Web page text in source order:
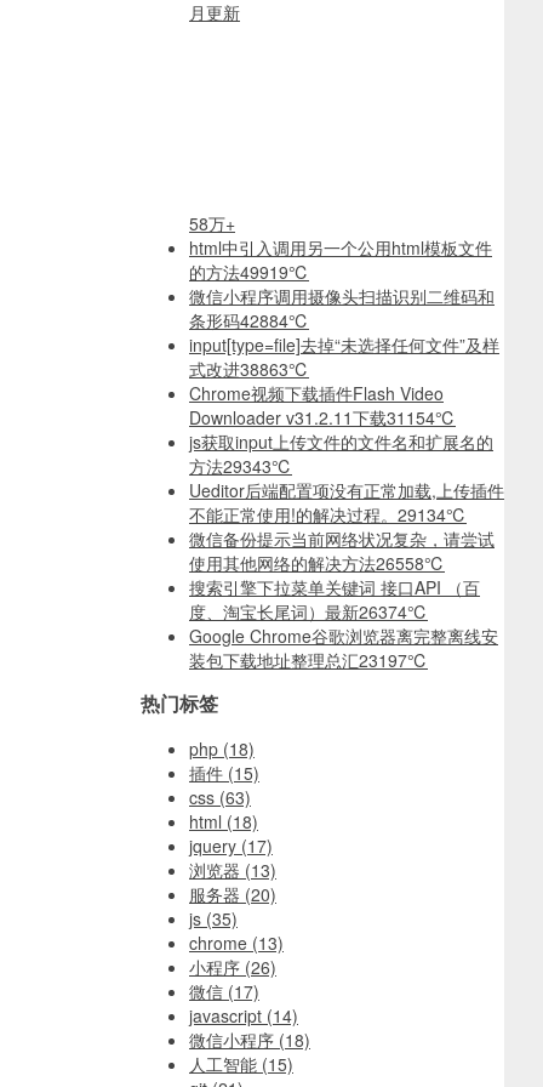
月更新
58万+
html中引入调用另一个公用html模板文件
的方法49919℃
微信小程序调用摄像头扫描识别二维码和
条形码42884℃
input[type=file]去掉“未选择任何文件”及样
式改进38863℃
Chrome视频下载插件Flash Video
Downloader v31.2.11下载31154℃
js获取input上传文件的文件名和扩展名的
方法29343℃
Ueditor后端配置项没有正常加载,上传插件
不能正常使用!的解决过程。 29134℃
微信备份提示当前网络状况复杂，请尝试
使用其他网络的解决方法26558℃
搜索引擎下拉菜单关键词 接口API （百
度、淘宝长尾词）最新26374℃
Google Chrome谷歌浏览器离完整离线安
装包下载地址整理总汇23197℃
热门标签
php (18)
插件 (15)
css (63)
html (18)
jquery (17)
浏览器 (13)
服务器 (20)
js (35)
chrome (13)
小程序 (26)
微信 (17)
javascript (14)
微信小程序 (18)
人工智能 (15)